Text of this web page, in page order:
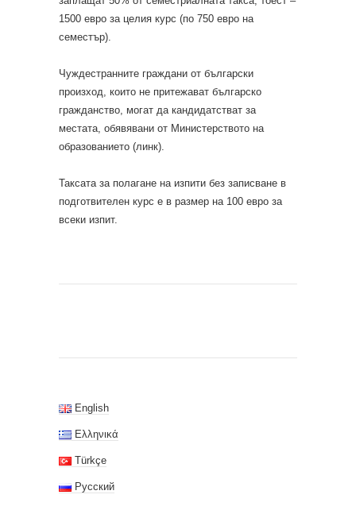
1500 евро за целия курс (по 750 евро на
семестър).
Чуждестранните граждани от български
произход, които не притежават българско
гражданство, могат да кандидатстват за
местата, обявявани от Министерството на
образованието (линк).
Таксата за полагане на изпити без записване в
подготвителен курс е в размер на 100 евро за
всеки изпит.
English
Ελληνικά
Türkçe
Русский